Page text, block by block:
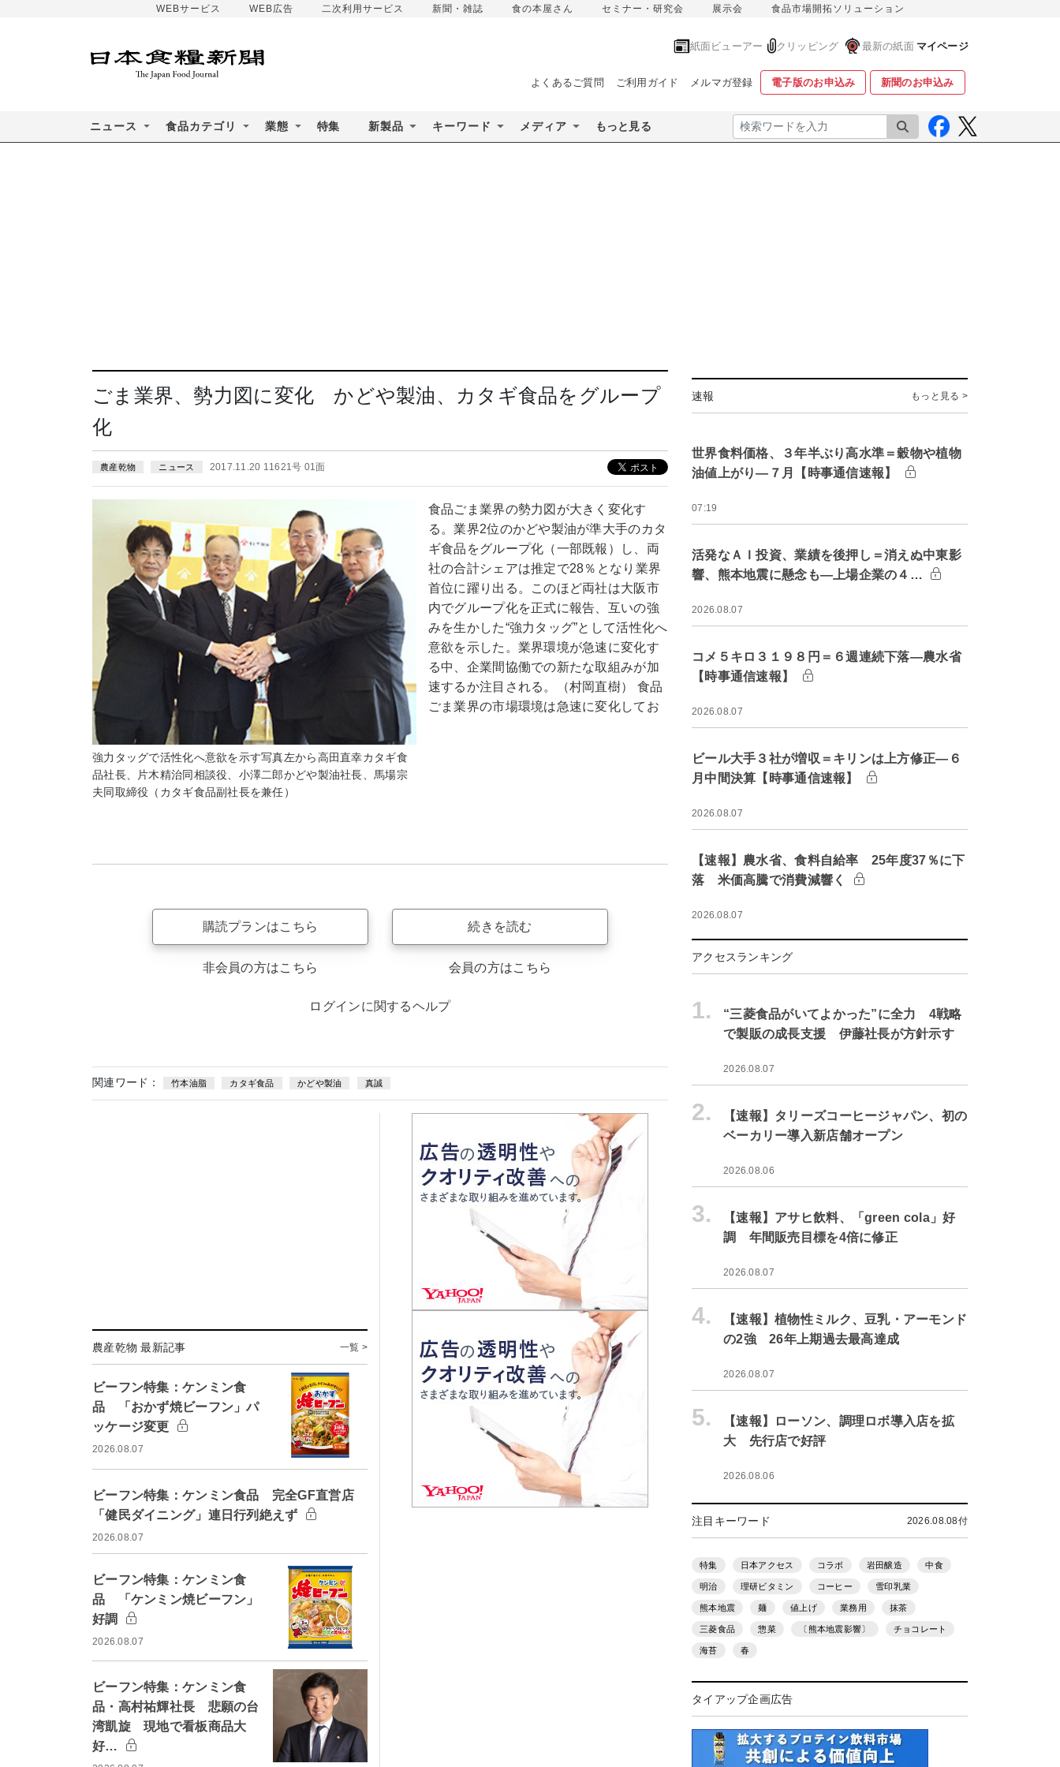
WEBサービス WEB広告 二次利用サービス 新聞・雑誌 食の本屋さん セミナー・研究会 展示会 食品市場開拓ソリューション
紙面ビューアー クリッピング 最新の紙面 マイページ
よくあるご質問 ご利用ガイド メルマガ登録 電子版のお申込み 新聞のお申込み
ニュース 食品カテゴリ 業態 特集 新製品 キーワード メディア もっと見る 検索
ごま業界、勢力図に変化 かどや製油、カタギ食品をグループ
化
農産乾物 ニュース 2017.11.20 11621号 01面
強力タッグで活性化へ意欲を示す写真左から高田直幸カタギ食
品社長、片木精治同相談役、小澤二郎かどや製油社長、馬場宗
夫同取締役（カタギ食品副社長を兼任）
食品ごま業界の勢力図が大きく変化す
る。業界2位のかどや製油が準大手のカタ
ギ食品をグループ化（一部既報）し、両
社の合計シェアは推定で28％となり業界
首位に躍り出る。このほど両社は大阪市
内でグループ化を正式に報告、互いの強
みを生かした“強力タッグ”として活性化へ
意欲を示した。業界環境が急速に変化す
る中、企業間協働での新たな取組みが加
速するか注目される。（村岡直樹） 食品
ごま業界の市場環境は急速に変化してお
購読プランはこちら
非会員の方はこちら
続きを読む
会員の方はこちら
ログインに関するヘルプ
関連ワード： 竹本油脂 カタギ食品 かどや製油 真誠
農産乾物 最新記事 一覧 >
ビーフン特集：ケンミン食
品 「おかず焼ビーフン」パ
ッケージ変更
2026.08.07
ビーフン特集：ケンミン食品 完全GF直営店
「健民ダイニング」連日行列絶えず
2026.08.07
ビーフン特集：ケンミン食
品 「ケンミン焼ビーフン」
好調
2026.08.07
ビーフン特集：ケンミン食
品・高村祐輝社長 悲願の台
湾凱旋 現地で看板商品大
好…
速報 もっと見る >
世界食料価格、３年半ぶり高水準＝穀物や植物
油値上がり―７月【時事通信速報】
07:19
活発なＡＩ投資、業績を後押し＝消えぬ中東影
響、熊本地震に懸念も―上場企業の４…
2026.08.07
コメ５キロ３１９８円＝６週連続下落―農水省
【時事通信速報】
2026.08.07
ビール大手３社が増収＝キリンは上方修正―６
月中間決算【時事通信速報】
2026.08.07
【速報】農水省、食料自給率 25年度37％に下
落 米価高騰で消費減響く
2026.08.07
アクセスランキング
1.
“三菱食品がいてよかった”に全力 4戦略
で製販の成長支援 伊藤社長が方針示す
2026.08.07
2.
【速報】タリーズコーヒージャパン、初の
ベーカリー導入新店舗オープン
2026.08.06
3.
【速報】アサヒ飲料、「green cola」好
調 年間販売目標を4倍に修正
2026.08.07
4.
【速報】植物性ミルク、豆乳・アーモンド
の2強 26年上期過去最高達成
2026.08.07
5.
【速報】ローソン、調理ロボ導入店を拡
大 先行店で好評
2026.08.06
注目キーワード 2026.08.08付
特集 日本アクセス コラボ 岩田醸造 中食
明治 理研ビタミン コーヒー 雪印乳業
熊本地震 麺 値上げ 業務用 抹茶
三菱食品 惣菜 〔熊本地震影響〕 チョコレート
海苔 春
タイアップ企画広告